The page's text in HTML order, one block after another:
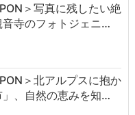
＞写真に残したい絶
寺のフォトジェニ…
＞北アルプスに抱か
」、自然の恵みを知…